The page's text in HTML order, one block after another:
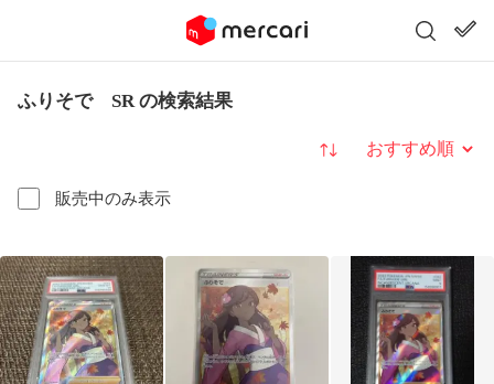
ふりそで SR の検索結果
販売中のみ表示
並び替え